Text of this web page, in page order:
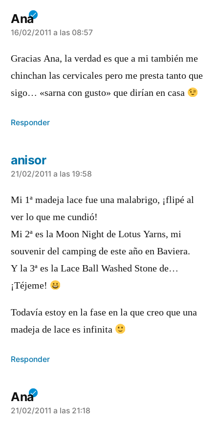
Ana
dice:
16/02/2011 a las 08:57
Gracias Ana, la verdad es que a mi también me
chinchan las cervicales pero me presta tanto que
sigo… «sarna con gusto» que dirían en casa
Responder
anisor
dice:
21/02/2011 a las 19:58
Mi 1ª madeja lace fue una malabrigo, ¡flipé al
ver lo que me cundió!
Mi 2ª es la Moon Night de Lotus Yarns, mi
souvenir del camping de este año en Baviera.
Y la 3ª es la Lace Ball Washed Stone de…
¡Téjeme!
Todavía estoy en la fase en la que creo que una
madeja de lace es infinita
Responder
Ana
dice:
21/02/2011 a las 21:18